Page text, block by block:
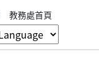
教務處首頁